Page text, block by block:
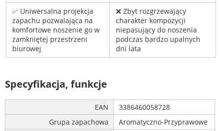
✅ Uniwersalna projekcja
zapachu pozwalająca na
komfortowe noszenie go w
zamkniętej przestrzeni
biurowej
❌ Zbyt rozgrzewający
charakter kompozycji
niepasujący do noszenia
podczas bardzo upalnych
dni lata
Specyfikacja, funkcje
EAN
3386460058728
Grupa zapachowa
Aromatyczno-Przyprawowe